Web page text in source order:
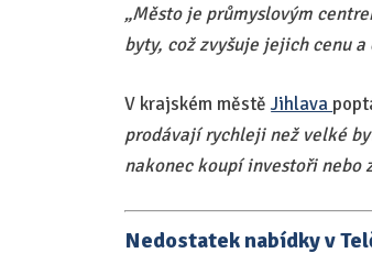
„Město je průmyslovým
byty, což zvyšuje jejich cenu
V krajském městěJihlava
prodávají rychleji než velké
nakonec koupí investoři
Nedostatek nabídky v